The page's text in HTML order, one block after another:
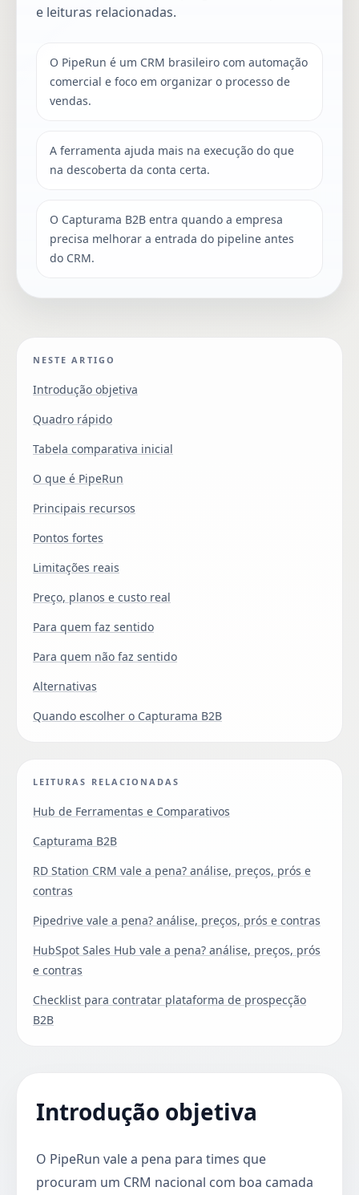
e leituras relacionadas.
O PipeRun é um CRM brasileiro com automação
comercial e foco em organizar o processo de
vendas.
A ferramenta ajuda mais na execução do que
na descoberta da conta certa.
O Capturama B2B entra quando a empresa
precisa melhorar a entrada do pipeline antes
do CRM.
NESTE ARTIGO
Introdução objetiva
Quadro rápido
Tabela comparativa inicial
O que é PipeRun
Principais recursos
Pontos fortes
Limitações reais
Preço, planos e custo real
Para quem faz sentido
Para quem não faz sentido
Alternativas
Quando escolher o Capturama B2B
LEITURAS RELACIONADAS
Hub de Ferramentas e Comparativos
Capturama B2B
RD Station CRM vale a pena? análise, preços, prós e
contras
Pipedrive vale a pena? análise, preços, prós e contras
HubSpot Sales Hub vale a pena? análise, preços, prós
e contras
Checklist para contratar plataforma de prospecção
B2B
Introdução objetiva
O PipeRun vale a pena para times que
procuram um CRM nacional com boa camada